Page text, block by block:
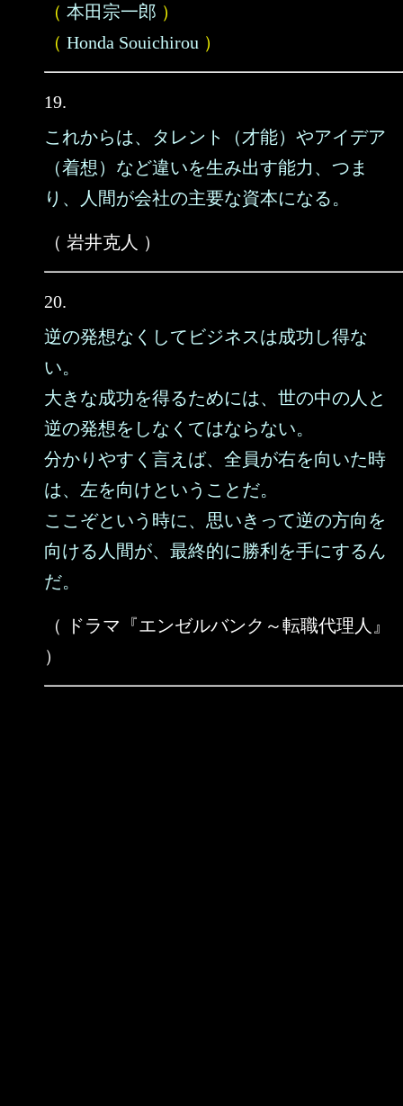
（ 本田宗一郎 ）
（ Honda Souichirou ）
19.
これからは、タレント（才能）やアイデア
（着想）など違いを生み出す能力、つま
り、人間が会社の主要な資本になる。
（ 岩井克人 ）
20.
逆の発想なくしてビジネスは成功し得な
い。
大きな成功を得るためには、世の中の人と
逆の発想をしなくてはならない。
分かりやすく言えば、全員が右を向いた時
は、左を向けということだ。
ここぞという時に、思いきって逆の方向を
向ける人間が、最終的に勝利を手にするん
だ。
（ ドラマ『エンゼルバンク～転職代理人』
）